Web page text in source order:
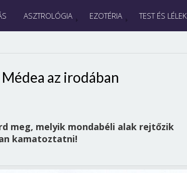
ASZTROLÓGIA EZOTÉRIA TEST ÉS LÉLEK
az irodában
meg, melyik mondabéli alak rejtőzik
kamatoztatni!